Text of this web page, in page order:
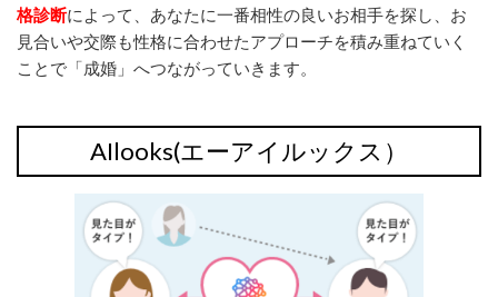
格診断によって、あなたに一番相性の良いお相手を探し、お
見合いや交際も性格に合わせたアプローチを積み重ねていく
ことで「成婚」へつながっていきます。
AIlooks(エーアイルックス）